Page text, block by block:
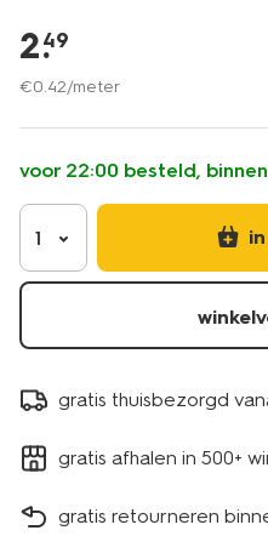
cadeau/versiering/slingers/
papieren-
waaiers-
6m-
2.
49
€0.42/meter
voor 22:00 besteld,
1
gratis thuisbezorgd
gratis afhalen in 500+
gratis retourneren